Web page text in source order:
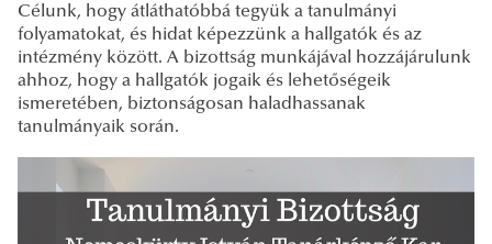
Célunk, hogy átláthatóbbá tegyük a tanulmányi
folyamatokat, és hidat képezzünk a hallgatók és az
intézmény között. A bizottság munkájával hozzájárulunk
ahhoz, hogy a hallgatók jogaik és lehetőségeik
ismeretében, biztonságosan haladhassanak
tanulmányaik során.